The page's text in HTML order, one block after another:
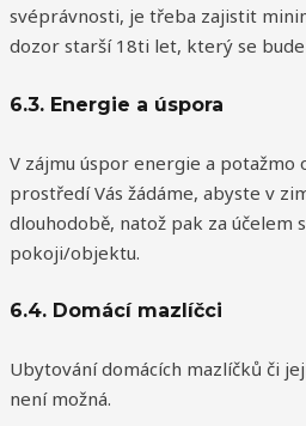
svéprávnosti, je třeba zajistit
dozor starší 18ti let, který se
6.3. Energie a úspora
V zájmu úspor energie a
prostředí Vás žádáme, abyste v
dlouhodobě, natož pak za účelem
pokoji/objektu.
6.4. Domácí mazlíčci
Ubytování domácích mazlíčků či
není možná.